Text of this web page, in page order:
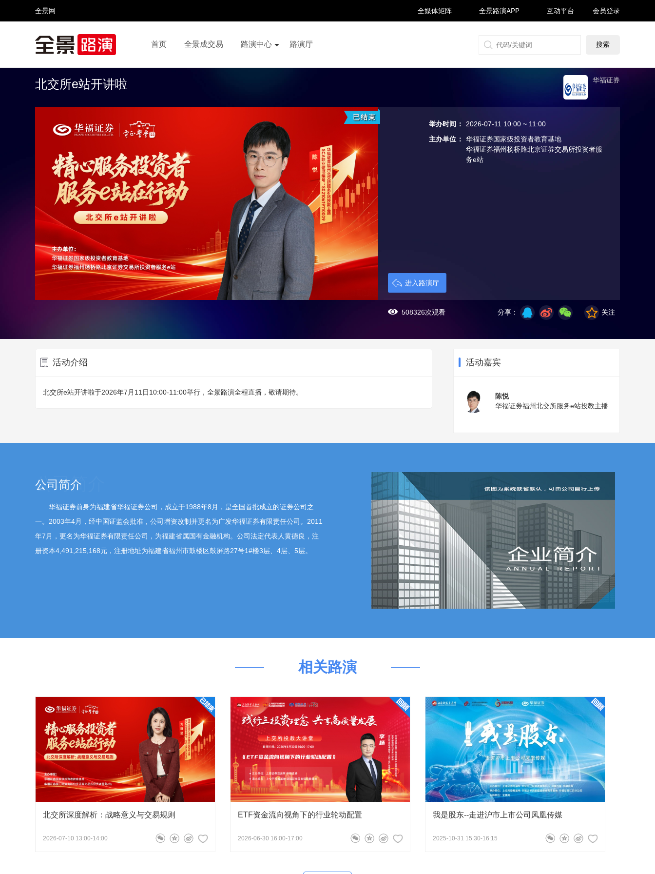
全景网 全媒体矩阵
视频号 全景网官微 微信公众号 头条号 百家号 抖音号 快手号 喜马拉雅 财富号 搜狐号 同顺号 雪球号 生活号
全景路演APP 互动平台 会员登录
首页 全景成交易 路演中心 路演厅
北交所e站开讲啦 华福证券
已结束
举办时间 ：
2026-07-11 10:00 ~ 11:00
主办单位 ：
华福证券国家级投资者教育基地
华福证券福州杨桥路北京证券交易所投资者服
务e站
进入路演厅
分享： 关注
508326次观看
活动介绍
北交所e站开讲啦于2026年7月11日10:00-11:00举行，全景路演全程直播，敬请期待。
活动嘉宾
陈悦
华福证券福州北交所服务e站投教主播
公司简介
华福证券前身为福建省华福证券公司，成立于1988年8月，是全国首批成立的证券公司之
一。2003年4月，经中国证监会批准，公司增资改制并更名为广发华福证券有限责任公司。2011
年7月，更名为华福证券有限责任公司，为福建省属国有金融机构。公司法定代表人黄德良，注
册资本4,491,215,168元，注册地址为福建省福州市鼓楼区鼓屏路27号1#楼3层、4层、5层。
相关路演
北交所深度解析：战略意义与交易规则
2026-07-10 13:00-14:00
ETF资金流向视角下的行业轮动配置
2026-06-30 16:00-17:00
我是股东--走进沪市上市公司凤凰传媒
2025-10-31 15:30-16:15